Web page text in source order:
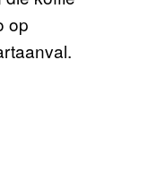
op